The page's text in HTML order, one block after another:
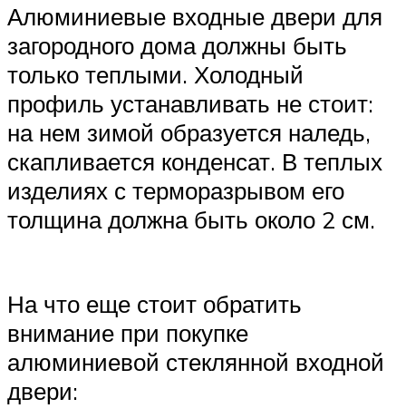
Алюминиевые входные двери для
загородного дома должны быть
только теплыми. Холодный
профиль устанавливать не стоит:
на нем зимой образуется наледь,
скапливается конденсат. В теплых
изделиях с терморазрывом его
толщина должна быть около 2 см.
На что еще стоит обратить
внимание при покупке
алюминиевой стеклянной входной
двери: